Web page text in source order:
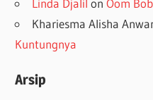
Linda Djalil onOom
Khariesma Alisha
Kuntungnya
Arsip